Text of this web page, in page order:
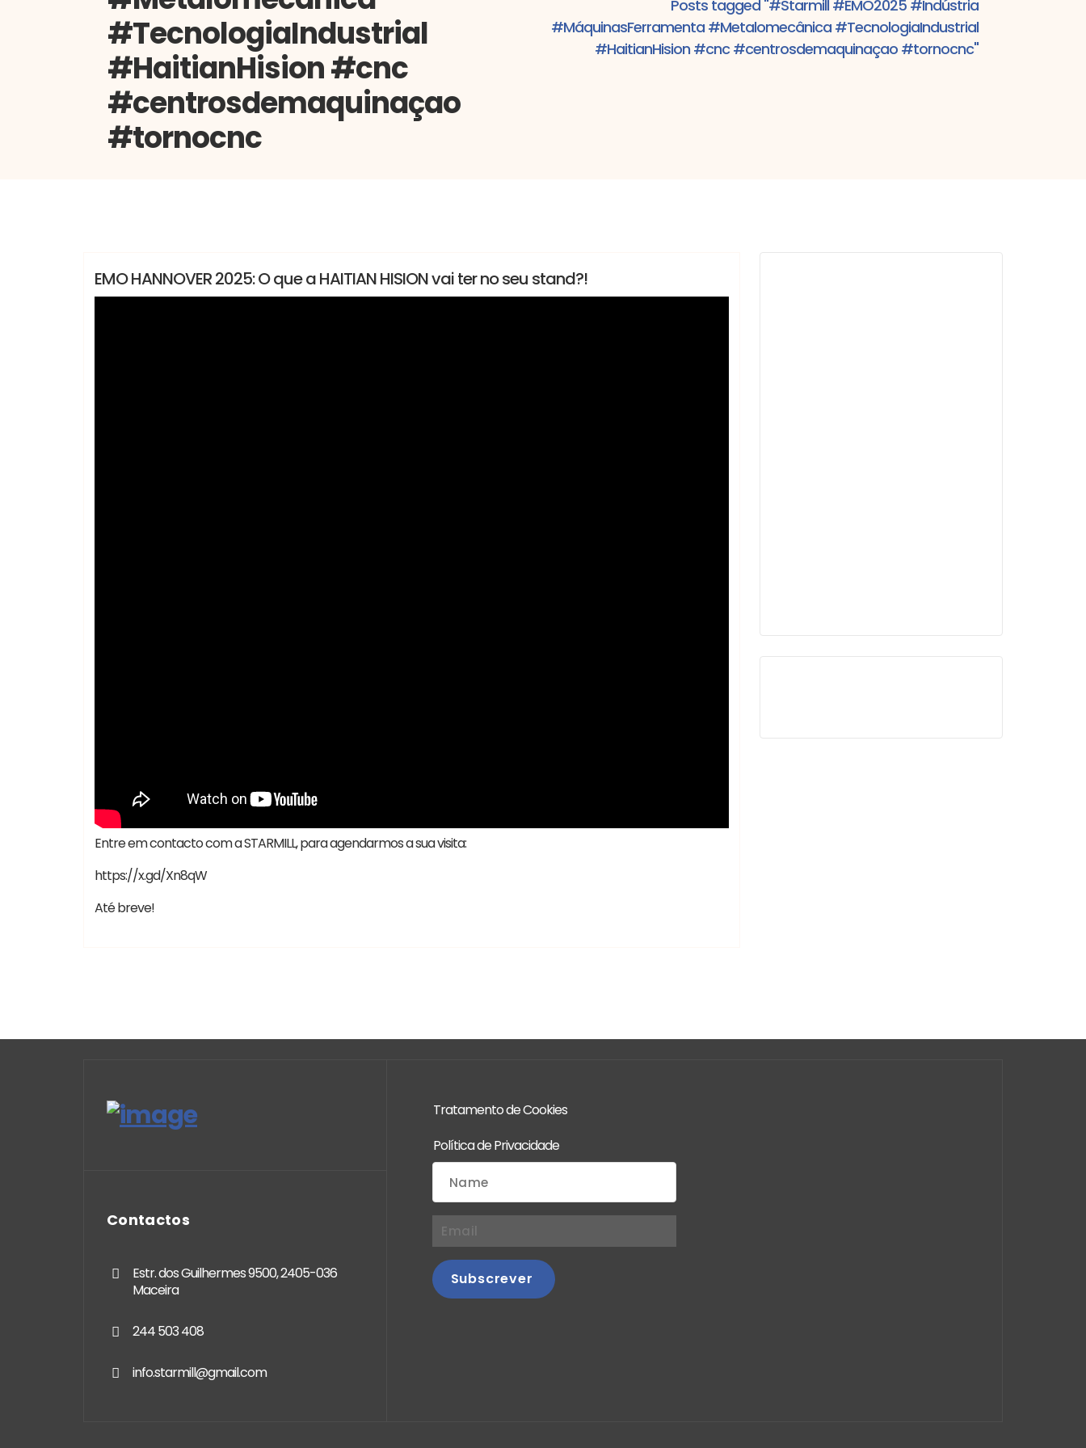
#TecnologiaIndustrial
#HaitianHision #cnc
#centrosdemaquinaçao
#tornocnc
Posts tagged "#Starmill #EMO2025 #Indústria
#MáquinasFerramenta #Metalomecânica #TecnologiaIndustrial
#HaitianHision #cnc #centrosdemaquinaçao #tornocnc"
Feiras Lançamentos Notícias
EMO HANNOVER 2025: O que a HAITIAN HISION vai ter no seu stand?!
Entre em contacto com a STARMILL, para agendarmos a sua visita:
https://x.gd/Xn8qW
Até breve!
Contactos
Estr. dos Guilhermes 9500, 2405-036
Maceira
244 503 408
info.starmill@gmail.com
Tratamento de Cookies
Política de Privacidade